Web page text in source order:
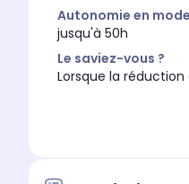
Autonomie en
jusqu'à 50h
Le saviez-vous ?
Lorsque la